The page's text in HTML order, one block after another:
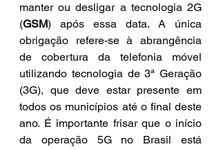
manter ou desligar a tecnologia 2G
(GSM) após essa data. A única
obrigação refere-se à abrangência
de cobertura da telefonia móvel
utilizando tecnologia de 3ª Geração
(3G), que deve estar presente em
todos os municípios até o final deste
ano. É importante frisar que o início
da operação 5G no Brasil está